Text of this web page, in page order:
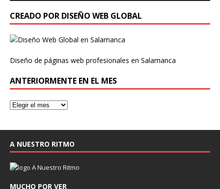
CREADO POR DISEÑO WEB GLOBAL
Diseño de páginas web profesionales en Salamanca
ANTERIORMENTE EN EL MES
A NUESTRO RITMO
MUCHO POR VER